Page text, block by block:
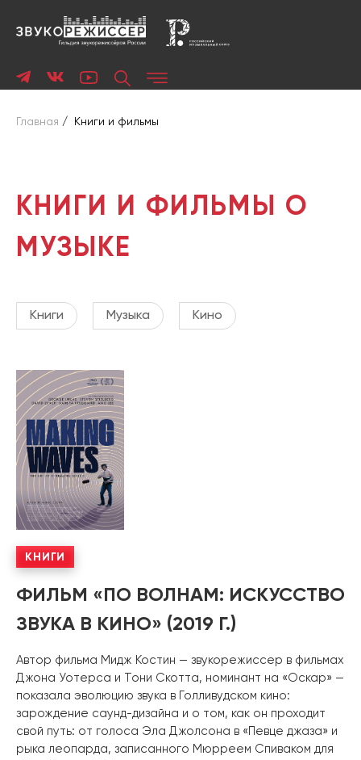
Главная / Книги и фильмы
КНИГИ И ФИЛЬМЫ О
МУЗЫКЕ
Книги Музыка Кино
КНИГИ
ФИЛЬМ «ПО ВОЛНАМ: ИСКУССТВО
ЗВУКА В КИНО» (2019 Г.)
Автор фильма Мидж Костин — звукорежиссер в фильмах
Джона Уотерса и Тони Скотта, номинант на «Оскар» —
показала эволюцию звука в Голливудском кино:
зарождение саунд-дизайна и о том, как он проходит
свой путь: от голоса Эла Джолсона в «Певце джаза» и
рыка леопарда, записанного Мюрреем Спиваком для